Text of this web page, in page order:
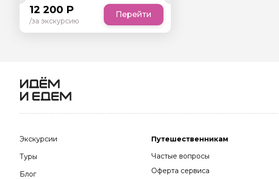
12 200 Р
/за экскурсию
Перейти
Экскурсии
Туры
Блог
Путешественникам
Частые вопросы
Оферта сервиса